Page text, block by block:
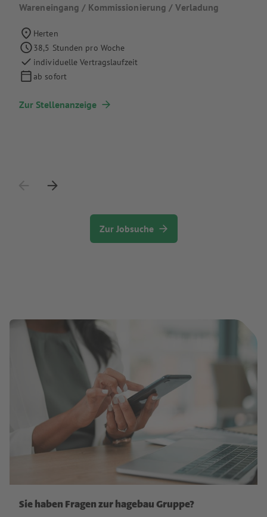
Wareneingang / Kommissionierung / Verladung
Herten
38,5 Stunden pro Woche
individuelle Vertragslaufzeit
ab sofort
Zur Stellenanzeige
Zur Jobsuche
Sie haben Fragen zur hagebau Gruppe?